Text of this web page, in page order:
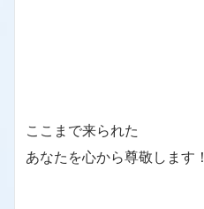
ここまで来られた
あなたを心から尊敬します！